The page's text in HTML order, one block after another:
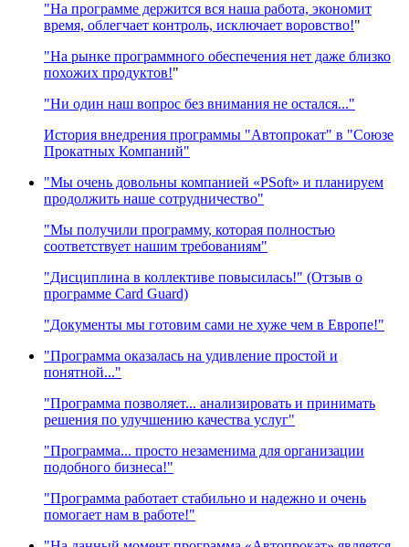
"На программе держится вся наша работа, экономит
время, облегчает контроль, исключает воровство!"
"На рынке программного обеспечения нет даже близко
похожих продуктов!"
"Ни один наш вопрос без внимания не остался..."
История внедрения программы "Автопрокат" в "Союзе
Прокатных Компаний"
"Мы очень довольны компанией «PSoft» и планируем
продолжить наше сотрудничество"
"Мы получили программу, которая полностью
соответствует нашим требованиям"
"Дисциплина в коллективе повысилась!" (Отзыв о
программе Card Guard)
"Документы мы готовим сами не хуже чем в Европе!"
"Программа оказалась на удивление простой и
понятной..."
"Программа позволяет... анализировать и принимать
решения по улучшению качества услуг"
"Программа... просто незаменима для организации
подобного бизнеса!"
"Программа работает стабильно и надежно и очень
помогает нам в работе!"